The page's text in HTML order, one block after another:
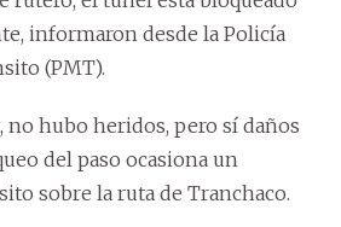
informaron desde la Policía
(PMT).
no hubo heridos, pero sí daños
del paso ocasiona un
sobre la ruta de Tranchaco.